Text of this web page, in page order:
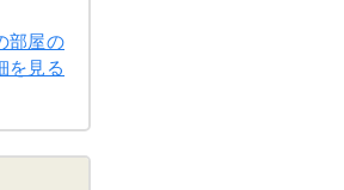
部屋の
を見る